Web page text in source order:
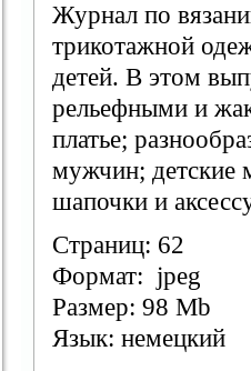
Журнал по
трикотажной
детей. В этом
рельефными и
платье;
мужчин; детские
шапочки и
Страниц: 62
Формат: jpeg
Размер: 98 Mb
Язык: немецкий